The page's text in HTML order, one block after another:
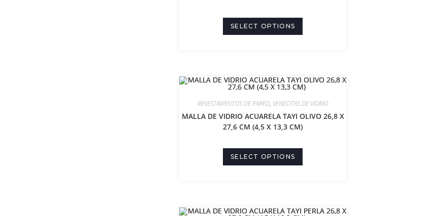
SELECT OPTIONS
REVESTIMIENTOS DE PARED, VENECITAS DE VIDRIO
MALLA DE VIDRIO ACUARELA TAYI OLIVO 26,8 X
27,6 CM (4,5 X 13,3 CM)
SELECT OPTIONS